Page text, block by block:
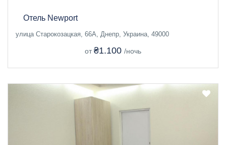
Отель Newport
улица Старокозацкая, 66А, Днепр, Украина, 49000
от ₴1.100 /ночь